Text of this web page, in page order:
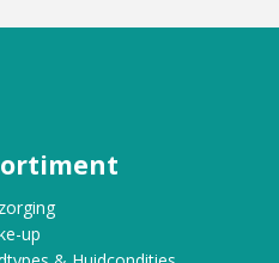
up